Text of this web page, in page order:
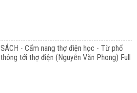
SÁCH - Cẩm nang thợ điện học - Từ phổ
thông tới thợ điện (Nguyễn Văn Phong) Full